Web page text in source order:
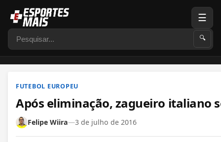
Pesquisar 🔍
☰
FUTEBOL EUROPEU
Após eliminação, zagueiro italiano
Felipe Wiira—3 de julho de 2016